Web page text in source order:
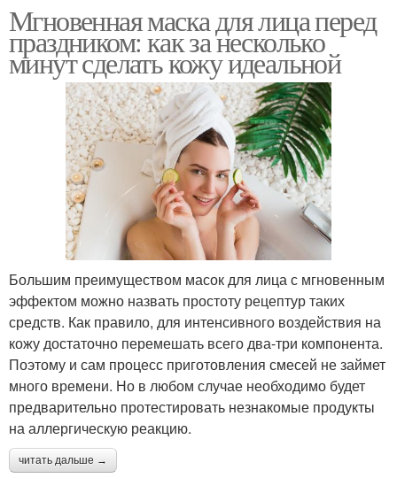
Мгновенная маска для лица перед
праздником: как за несколько
минут сделать кожу идеальной
Большим преимуществом масок для лица с мгновенным
эффектом можно назвать простоту рецептур таких
средств. Как правило, для интенсивного воздействия на
кожу достаточно перемешать всего два-три компонента.
Поэтому и сам процесс приготовления смесей не займет
много времени. Но в любом случае необходимо будет
предварительно протестировать незнакомые продукты
на аллергическую реакцию.
читать дальше →